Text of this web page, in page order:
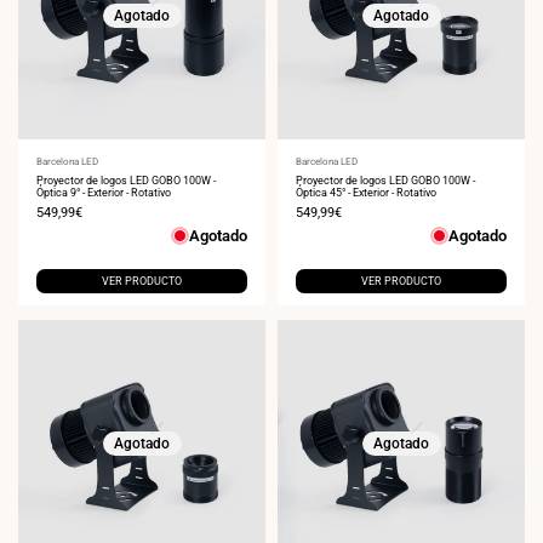
Agotado
Proveedor:
Barcelona LED
Proyector de logos LED GOBO 100W -
Óptica 9° - Exterior - Rotativo
Precio
549,99€
Agotado
VER PRODUCTO
Agotado
Proveedor:
Barcelona LED
Proyector de logos LED GOBO 100W -
Óptica 45° - Exterior - Rotativo
Precio
549,99€
Agotado
VER PRODUCTO
Agotado Agotado